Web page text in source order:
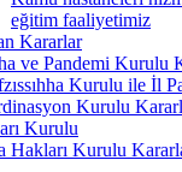
eğitim faaliyetimiz
Kararlar
ve Pandemi Kurulu
Kurulu ile İl
Kurulu
Kurulu
Hakları Kurulu